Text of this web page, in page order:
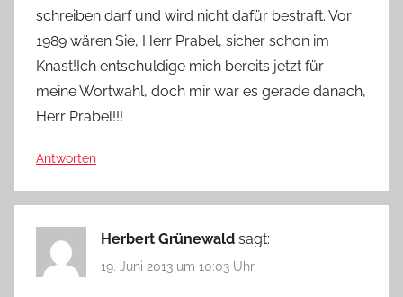
schreiben darf und wird nicht dafür bestraft. Vor
1989 wären Sie, Herr Prabel, sicher schon im
Knast!Ich entschuldige mich bereits jetzt für
meine Wortwahl, doch mir war es gerade danach,
Herr Prabel!!!
Antworten
Herbert Grünewald sagt:
19. Juni 2013 um 10:03 Uhr